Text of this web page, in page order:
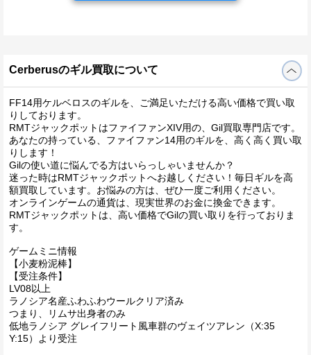
Cerberusのギル買取について
FF14用ケルベロスのギルを、ご満足いただける高い価格で買い取
りしております。
RMTジャックポットはファイファンXIV用の、Gil買取専門店です。
あなたの持っている、ファイファン14用のギルを、高く高く買い取
りします！
Gilの使い道に悩んでる方はいらっしゃいませんか？
迷った時はRMTジャックポットへお越しください！毎日ギルを高
額買取しています。お悩みの方は、ぜひ一度ご利用ください。
オンラインゲームの通貨は、現実世界のお金に換金できます。
RMTジャックポットは、高い価格でGilの買い取りを行っておりま
す。
ゲームミニ情報
【小麦粉泥棒】
【受注条件】
LV08以上
ラノシア名産ふわふわウールクリア済み
つまり、リムサ出身者のみ
低地ラノシア グレイフリート風車群のヴェイツアレン（X:35
Y:15）より受注